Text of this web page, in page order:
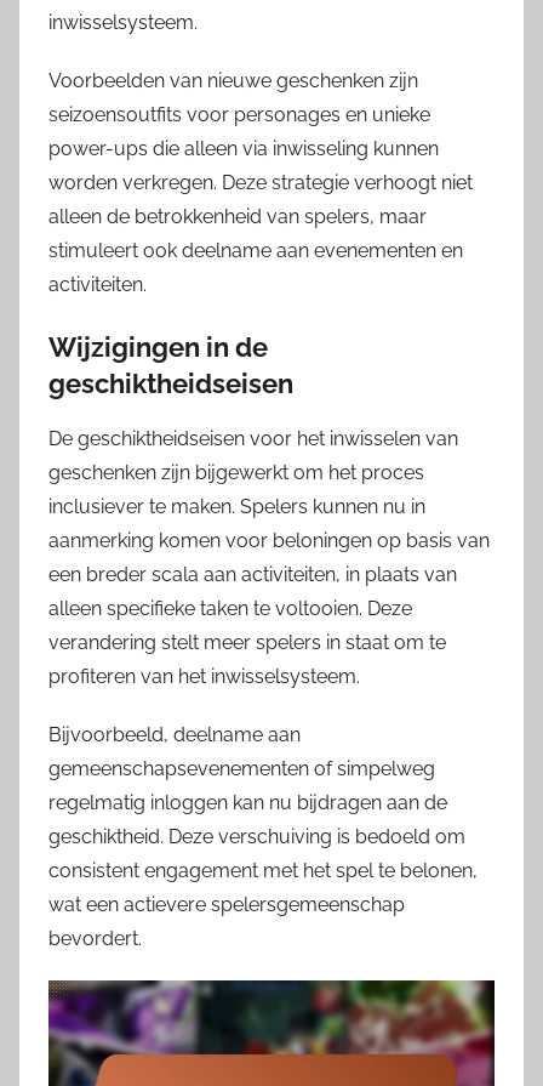
inwisselsysteem.
Voorbeelden van nieuwe geschenken zijn
seizoensoutfits voor personages en unieke
power-ups die alleen via inwisseling kunnen
worden verkregen. Deze strategie verhoogt niet
alleen de betrokkenheid van spelers, maar
stimuleert ook deelname aan evenementen en
activiteiten.
Wijzigingen in de
geschiktheidseisen
De geschiktheidseisen voor het inwisselen van
geschenken zijn bijgewerkt om het proces
inclusiever te maken. Spelers kunnen nu in
aanmerking komen voor beloningen op basis van
een breder scala aan activiteiten, in plaats van
alleen specifieke taken te voltooien. Deze
verandering stelt meer spelers in staat om te
profiteren van het inwisselsysteem.
Bijvoorbeeld, deelname aan
gemeenschapsevenementen of simpelweg
regelmatig inloggen kan nu bijdragen aan de
geschiktheid. Deze verschuiving is bedoeld om
consistent engagement met het spel te belonen,
wat een actievere spelersgemeenschap
bevordert.